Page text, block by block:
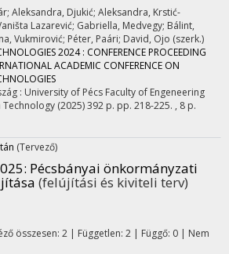
Aleksandra, Djukić; Aleksandra, Krstić-
Lazarević; Gabriella, Medvegy; Bálint,
Vukmirović; Péter, Paári; David, Ojo (szerk.)
2024 : CONFERENCE PROCEEDING
ACADEMIC CONFERENCE ON
: University of Pécs Faculty of Engeneering
(2025)392 p. pp. 218-225. , 8 p.
(Tervező)
: Pécsbányai önkormányzati
(felújítási és kiviteli terv)
összesen: 2| Független: 2 | Függő: 0 | Nem